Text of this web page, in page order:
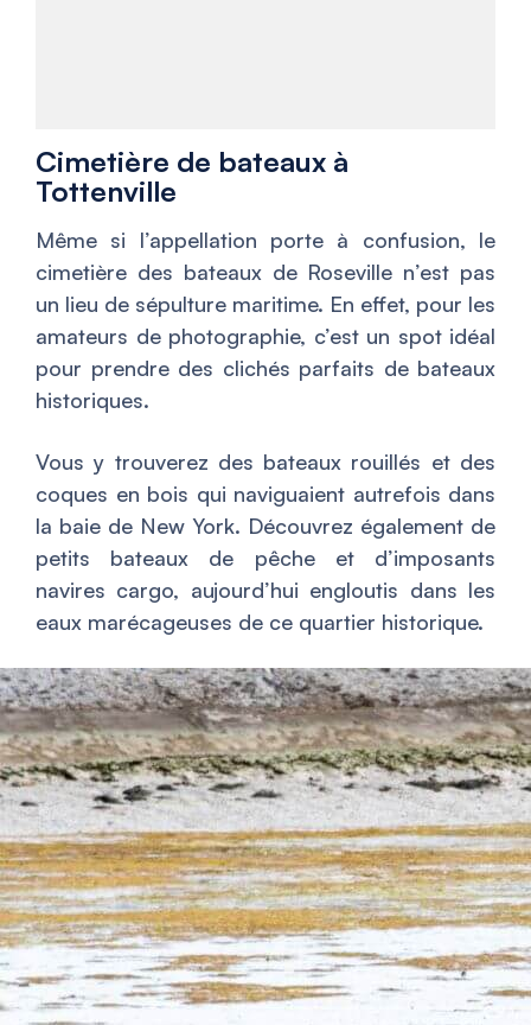
Cimetière de bateaux à
Tottenville
Même si l’appellation porte à confusion, le
cimetière des bateaux de Roseville n’est pas
un lieu de sépulture maritime. En effet, pour les
amateurs de photographie, c’est un spot idéal
pour prendre des clichés parfaits de bateaux
historiques.
Vous y trouverez des bateaux rouillés et des
coques en bois qui naviguaient autrefois dans
la baie de New York. Découvrez également de
petits bateaux de pêche et d’imposants
navires cargo, aujourd’hui engloutis dans les
eaux marécageuses de ce quartier historique.